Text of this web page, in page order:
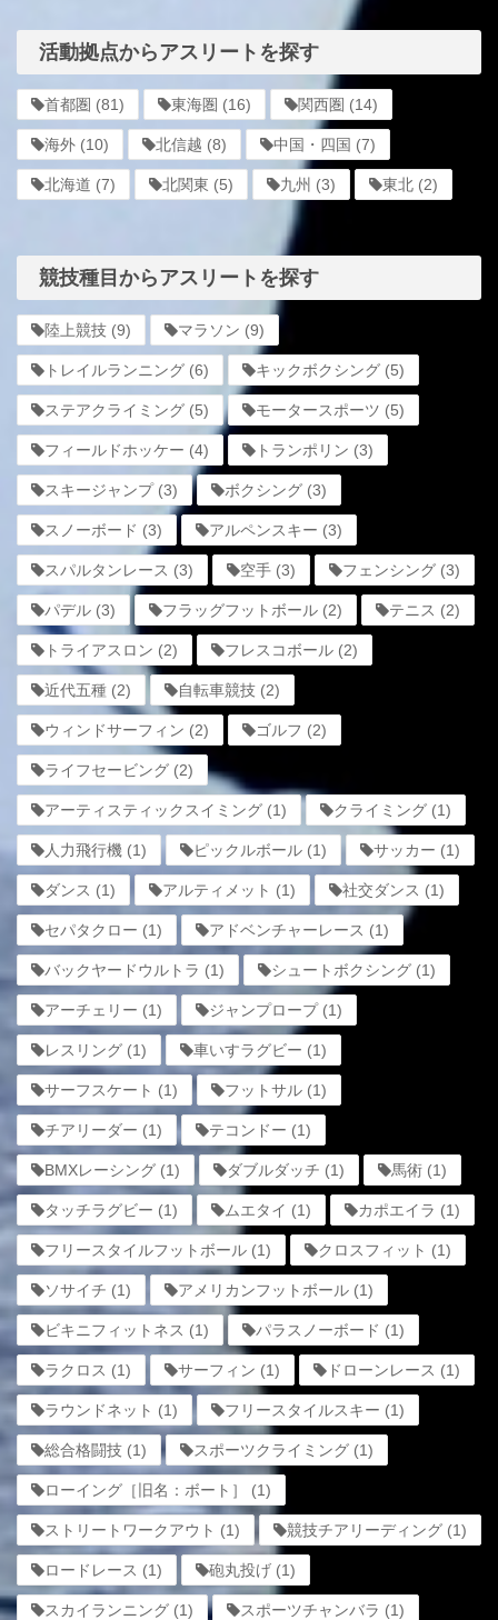
活動拠点からアスリートを探す
首都圏 (81) 東海圏 (16) 関西圏 (14)
海外 (10) 北信越 (8) 中国・四国 (7)
北海道 (7) 北関東 (5) 九州 (3) 東北 (2)
競技種目からアスリートを探す
陸上競技 (9) マラソン (9)
トレイルランニング (6) キックボクシング (5)
ステアクライミング (5) モータースポーツ (5)
フィールドホッケー (4) トランポリン (3)
スキージャンプ(3) ボクシング (3)
スノーボード (3) アルペンスキー (3)
スパルタンレース (3) 空手 (3) フェンシング (3)
パデル (3) フラッグフットボール (2) テニス (2)
トライアスロン (2) フレスコボール (2)
近代五種 (2) 自転車競技 (2)
ウィンドサーフィン (2) ゴルフ (2)
ライフセービング (2)
アーティスティックスイミング (1) クライミング (1)
人力飛行機 (1) ピックルボール (1) サッカー (1)
ダンス (1) アルティメット (1) 社交ダンス (1)
セパタクロー (1) アドベンチャーレース (1)
バックヤードウルトラ (1) シュートボクシング (1)
アーチェリー (1) ジャンプロープ(1)
レスリング (1) 車いすラグビー (1)
サーフスケート (1) フットサル (1)
チアリーダー (1) テコンドー (1)
BMXレーシング (1) ダブルダッチ (1) 馬術 (1)
タッチラグビー (1) ムエタイ (1) カポエイラ (1)
フリースタイルフットボール (1) クロスフィット (1)
ソサイチ (1) アメリカンフットボール (1)
ビキニフィットネス (1) パラスノーボード (1)
ラクロス (1) サーフィン (1) ドローンレース (1)
ラウンドネット (1) フリースタイルスキー (1)
総合格闘技 (1) スポーツクライミング (1)
ローイング［旧名：ボート］ (1)
ストリートワークアウト (1) 競技チアリーディング (1)
ロードレース (1) 砲丸投げ (1)
スカイランニング (1) スポーツチャンバラ (1)